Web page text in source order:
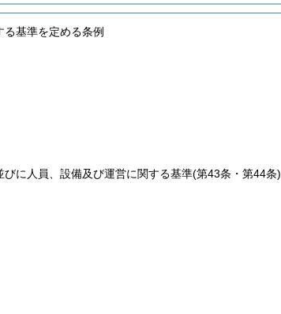
基準を定める条例
に人員、設備及び運営に関する基準(第43条・第44条)